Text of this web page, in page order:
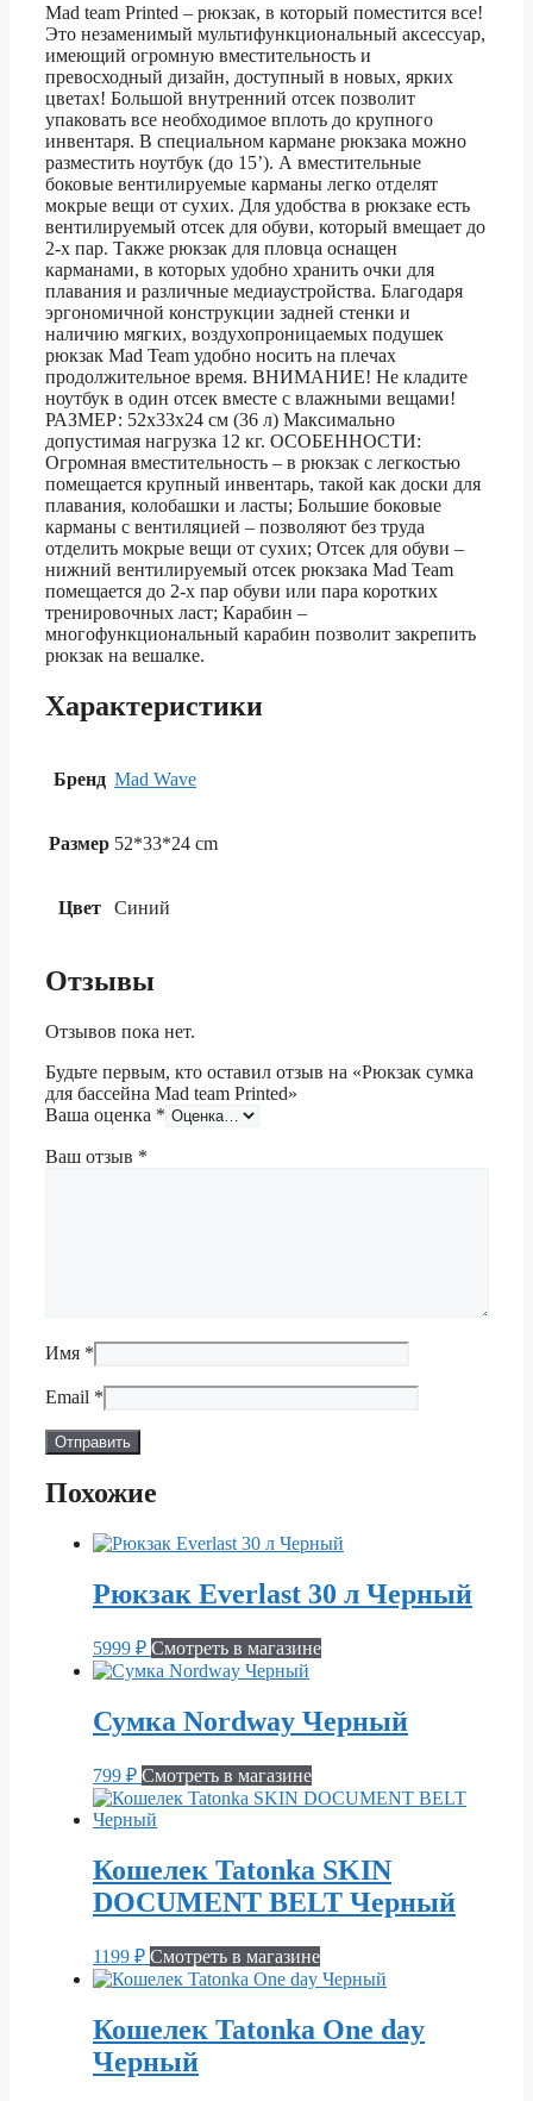
Mad team Printed – рюкзак, в который поместится все!
Это незаменимый мультифункциональный аксессуар,
имеющий огромную вместительность и
превосходный дизайн, доступный в новых, ярких
цветах! Большой внутренний отсек позволит
упаковать все необходимое вплоть до крупного
инвентаря. В специальном кармане рюкзака можно
разместить ноутбук (до 15’). А вместительные
боковые вентилируемые карманы легко отделят
мокрые вещи от сухих. Для удобства в рюкзаке есть
вентилируемый отсек для обуви, который вмещает до
2-х пар. Также рюкзак для пловца оснащен
карманами, в которых удобно хранить очки для
плавания и различные медиаустройства. Благодаря
эргономичной конструкции задней стенки и
наличию мягких, воздухопроницаемых подушек
рюкзак Mad Team удобно носить на плечах
продолжительное время. ВНИМАНИЕ! Не кладите
ноутбук в один отсек вместе с влажными вещами!
РАЗМЕР: 52x33x24 см (36 л) Максимально
допустимая нагрузка 12 кг. ОСОБЕННОСТИ:
Огромная вместительность – в рюкзак с легкостью
помещается крупный инвентарь, такой как доски для
плавания, колобашки и ласты; Большие боковые
карманы с вентиляцией – позволяют без труда
отделить мокрые вещи от сухих; Отсек для обуви –
нижний вентилируемый отсек рюкзака Mad Team
помещается до 2-х пар обуви или пара коротких
тренировочных ласт; Карабин –
многофункциональный карабин позволит закрепить
рюкзак на вешалке.
Характеристики
Бренд Mad Wave
Размер 52*33*24 cm
Цвет Синий
Отзывы
Отзывов пока нет.
Будьте первым, кто оставил отзыв на «Рюкзак сумка
для бассейна Mad team Printed»
Ваша оценка *
Ваш отзыв *
Имя *
Email *
Похожие
Рюкзак Everlast 30 л Черный
5999 ₽ Смотреть в магазине
Сумка Nordway Черный
799 ₽ Смотреть в магазине
Кошелек Tatonka SKIN
DOCUMENT BELT Черный
1199 ₽ Смотреть в магазине
Кошелек Tatonka One day
Черный